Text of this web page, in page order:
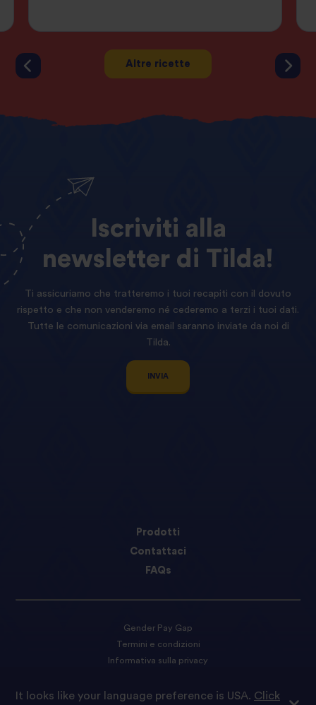
Altre ricette
Iscriviti alla
newsletter di Tilda!
Ti assicuriamo che tratteremo i tuoi recapiti con il dovuto
rispetto e che non venderemo né cederemo a terzi i tuoi dati.
Tutte le comunicazioni via email saranno inviate da noi di
Tilda.
INVIA
Prodotti
Contattaci
FAQs
Gender Pay Gap
Termini e condizioni
Informativa sulla privacy
It looks like your language preference is USA. Click